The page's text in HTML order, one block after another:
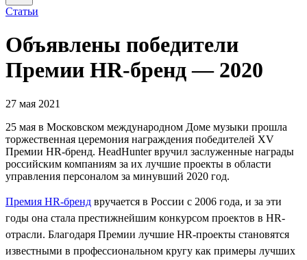
Статьи
Объявлены победители
Премии HR-бренд — 2020
27 мая 2021
25 мая в Московском международном Доме музыки прошла
торжественная церемония награждения победителей XV
Премии HR-бренд. HeadHunter вручил заслуженные награды
российским компаниям за их лучшие проекты в области
управления персоналом за минувший 2020 год.
Премия HR-бренд вручается в России с 2006 года, и за эти
годы она стала престижнейшим конкурсом проектов в HR-
отрасли. Благодаря Премии лучшие HR-проекты становятся
известными в профессиональном кругу как примеры лучших